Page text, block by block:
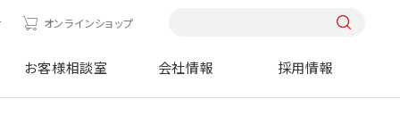
オンラインショップ
お客様相談室 会社情報 採用情報